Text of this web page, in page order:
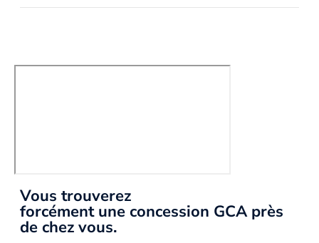
Vous trouverez
forcément une concession GCA près
de chez vous.